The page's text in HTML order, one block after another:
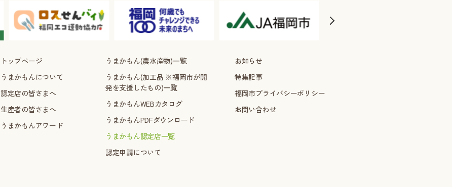
トップページ
うまかもんについて
認定店の皆さまへ
生産者の皆さまへ
うまかもんアワード
うまかもん(農水産物)一覧
うまかもん(加工品 ※福岡市が開
発を支援したもの)一覧
うまかもんWEBカタログ
うまかもんPDFダウンロード
うまかもん認定店一覧
認定申請について
お知らせ
特集記事
福岡市プライバシーポリシー
お問い合わせ